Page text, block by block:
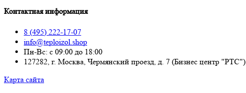
Контактная информация
8 (495) 222-17-07
info@teploizol.shop
Пн-Вс: с 09:00 до 18:00
127282, г. Москва, Чермянский проезд, д. 7 (Бизнес центр "РТС")
Карта сайта